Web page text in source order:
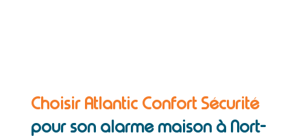
Choisir Atlantic Confort Sécurité
pour son alarme maison à Nort-